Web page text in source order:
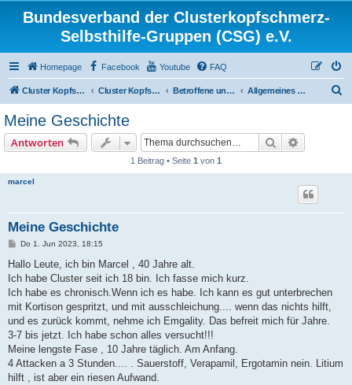
Bundesverband der Clusterkopfschmerz-
Selbsthilfe-Gruppen (CSG) e.V.
Homepage Facebook Youtube FAQ
Cluster Kopfschmerz Homepage Cluster Kopfschmerz Forum Betroffene und Interessierte Allgemeines Diskussionsforum für Betroffene und Interessierte
Meine Geschichte
Antworten Suche
1 Beitrag • Seite 1 von 1
marcel
Meine Geschichte
B
i
r
a
Do 1. Jun 2023, 18:15
Hallo Leute, ich bin Marcel , 40 Jahre alt.
Ich habe Cluster seit ich 18 bin. Ich fasse mich kurz.
Ich habe es chronisch.Wenn ich es habe. Ich kann es gut unterbrechen
mit Kortison gespritzt, und mit ausschleichung.... wenn das nichts hilft,
und es zurück kommt, nehme ich Emgality. Das befreit mich für Jahre.
3-7 bis jetzt. Ich habe schon alles versucht!!!
Meine lengste Fase , 10 Jahre täglich. Am Anfang.
4 Attacken a 3 Stunden.... . Sauerstoff, Verapamil, Ergotamin nein. Litium
hilft , ist aber ein riesen Aufwand.